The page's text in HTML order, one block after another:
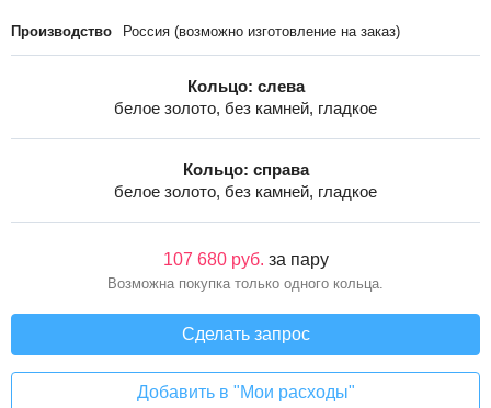
Производство Россия (возможно изготовление на заказ)
Кольцо: слева
белое золото, без камней, гладкое
Кольцо: справа
белое золото, без камней, гладкое
107 680 руб. за пару
Возможна покупка только одного кольца.
Сделать запрос
Добавить в "Мои расходы"